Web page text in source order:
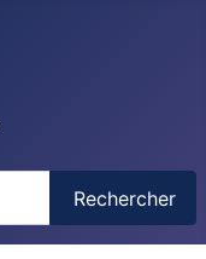
Rechercher